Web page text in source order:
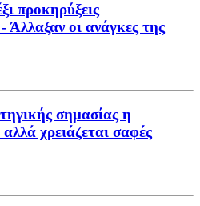
προκηρύξεις
Άλλαξαν οι ανάγκες της
σημασίας η
χρειάζεται σαφές